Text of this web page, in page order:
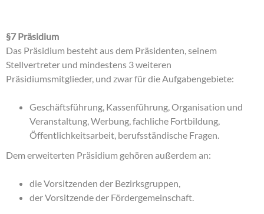
§7 Präsidium
Das Präsidium besteht aus dem Präsidenten, seinem
Stellvertreter und mindestens 3 weiteren
Präsidiumsmitglieder, und zwar für die Aufgabengebiete:
Geschäftsführung, Kassenführung, Organisation und
Veranstaltung, Werbung, fachliche Fortbildung,
Öffentlichkeitsarbeit, berufsständische Fragen.
Dem erweiterten Präsidium gehören außerdem an:
die Vorsitzenden der Bezirksgruppen,
der Vorsitzende der Fördergemeinschaft.